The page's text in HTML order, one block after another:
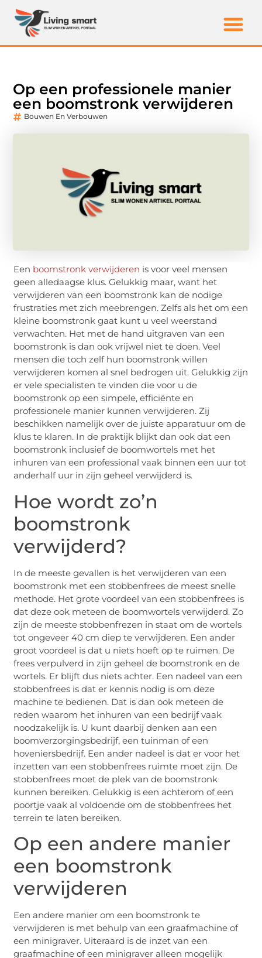
Op een professionele manier
een boomstronk verwijderen
Bouwen En Verbouwen
Een boomstronk verwijderen is voor veel mensen
geen alledaagse klus. Gelukkig maar, want het
verwijderen van een boomstronk kan de nodige
frustraties met zich meebrengen. Zelfs als het om een
kleine boomstronk gaat kunt u veel weerstand
verwachten. Het met de hand uitgraven van een
boomstronk is dan ook vrijwel niet te doen. Veel
mensen die toch zelf hun boomstronk willen
verwijderen komen al snel bedrogen uit. Gelukkig zijn
er vele specialisten te vinden die voor u de
boomstronk op een simpele, efficiënte en
professionele manier kunnen verwijderen. Zij
beschikken namelijk over de juiste apparatuur om de
klus te klaren. In de praktijk blijkt dan ook dat een
boomstronk inclusief de boomwortels met het
inhuren van een professional vaak binnen een uur tot
anderhalf uur in zijn geheel verwijderd is.
Hoe wordt zo’n
boomstronk
verwijderd?
In de meeste gevallen is het verwijderen van een
boomstronk met een stobbenfrees de meest snelle
methode. Het grote voordeel van een stobbenfrees is
dat deze ook meteen de boomwortels verwijderd. Zo
zijn de meeste stobbenfrezen in staat om de wortels
tot ongeveer 40 cm diep te verwijderen. Een ander
groot voordeel is dat u niets hoeft op te ruimen. De
frees verpulverd in zijn geheel de boomstronk en de
wortels. Er blijft dus niets achter. Een nadeel van een
stobbenfrees is dat er kennis nodig is om deze
machine te bedienen. Dat is dan ook meteen de
reden waarom het inhuren van een bedrijf vaak
noodzakelijk is. U kunt daarbij denken aan een
boomverzorgingsbedrijf, een tuinman of een
hoveniersbedrijf. Een ander nadeel is dat er voor het
inzetten van een stobbenfrees ruimte moet zijn. De
stobbenfrees moet de plek van de boomstronk
kunnen bereiken. Gelukkig is een achterom of een
poortje vaak al voldoende om de stobbenfrees het
terrein te laten bereiken.
Op een andere manier
een boomstronk
verwijderen
Een andere manier om een boomstronk te
verwijderen is met behulp van een graafmachine of
een minigraver. Uiteraard is de inzet van een
graafmachine of een minigraver alleen mogelijk